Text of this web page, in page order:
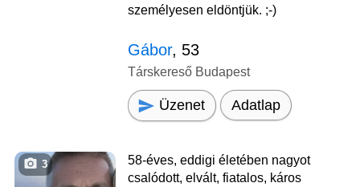
személyesen eldöntjük. ;-)
Gábor, 53
Társkereső Budapest
Üzenet Adatlap
3
58-éves, eddigi életében nagyot
csalódott, elvált, fiatalos, káros